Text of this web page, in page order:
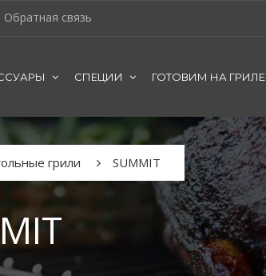
Обратная связь
СПЕЦИИ ГОТОВИМ НА ГРИЛЕ
грили SUMMIT